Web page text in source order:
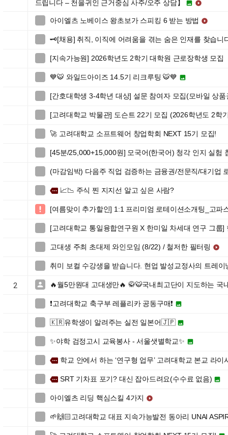
드립니다 – 천을귀인 근거중심 사주/오주 상담】
 
아이엘츠 노베이스 왕초보가 스피킹 6 받는 방법 
🗝️[채용] 취직, 이직에 어려움을 겪는 숨은 인재를 찾습
[지속가능원] 2026학년도 2학기 대학원 근로장학생 모집
💙🐯 와일드아이즈 14.5기 리크루팅 🐯💙 
[간호대학생 3-4학년 대상] 설문 참여자 모집(모바일 상품
[고려대학교 박물관] 도슨트 22기 모집 (2026학년도 2학
🚀 고려대학교 소프트웨어 창업학회 NEXT 15기 모집!
[45분/25,000+15,000원] 모국어(한국어) 청각 인지 실험
(마감임박) 다음주 직업 검증하는 금융권/전문직/대기업
more 📈📉 주식 찐 지지선 알고 싶은 사람?
 [여름맞이 추가할인] 1:1 프리미엄 로테이션소개팅_고파
[고려대학교 통일융합연구원 X 한미일 차세대 연구 그룹
고대생 주최 초대제 와인모임 (8/22) / 철저한 필터링 
취미 보컬 수강생을 받습니다. 현업 발성교정사의 트레이
2  🔥월5만원대 고대생만🔥 🥋🐯국내최고단이 지도하는
❗️고려대학교 축구부 레플리카 공동구매❗️ 
🇰🇷유학생이 알려주는 실전 일본어🇯🇵 
✨야학 검정고시 교육봉사 - 서울샛별학교✨ 
more 학교 안에서 하는 ‘연구형 업무’ 고려대학교 본교 라이
more SRT 기차표 포기? 대신 잡아드려요(수수료 없음) 
아이엘츠 리딩 핵심스킬 4가지 
🌱🙌🏻고려대학교 대표 지속가능발전 동아리 UNAI